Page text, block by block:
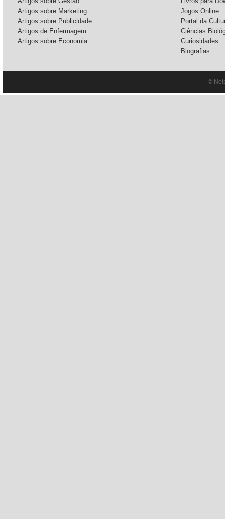
Artigos sobre Marketing
Artigos sobre Publicidade
Artigos de Enfermagem
Artigos sobre Economia
Jogos Online
Portal da
Ciências
Curiosidades
Biografias
©